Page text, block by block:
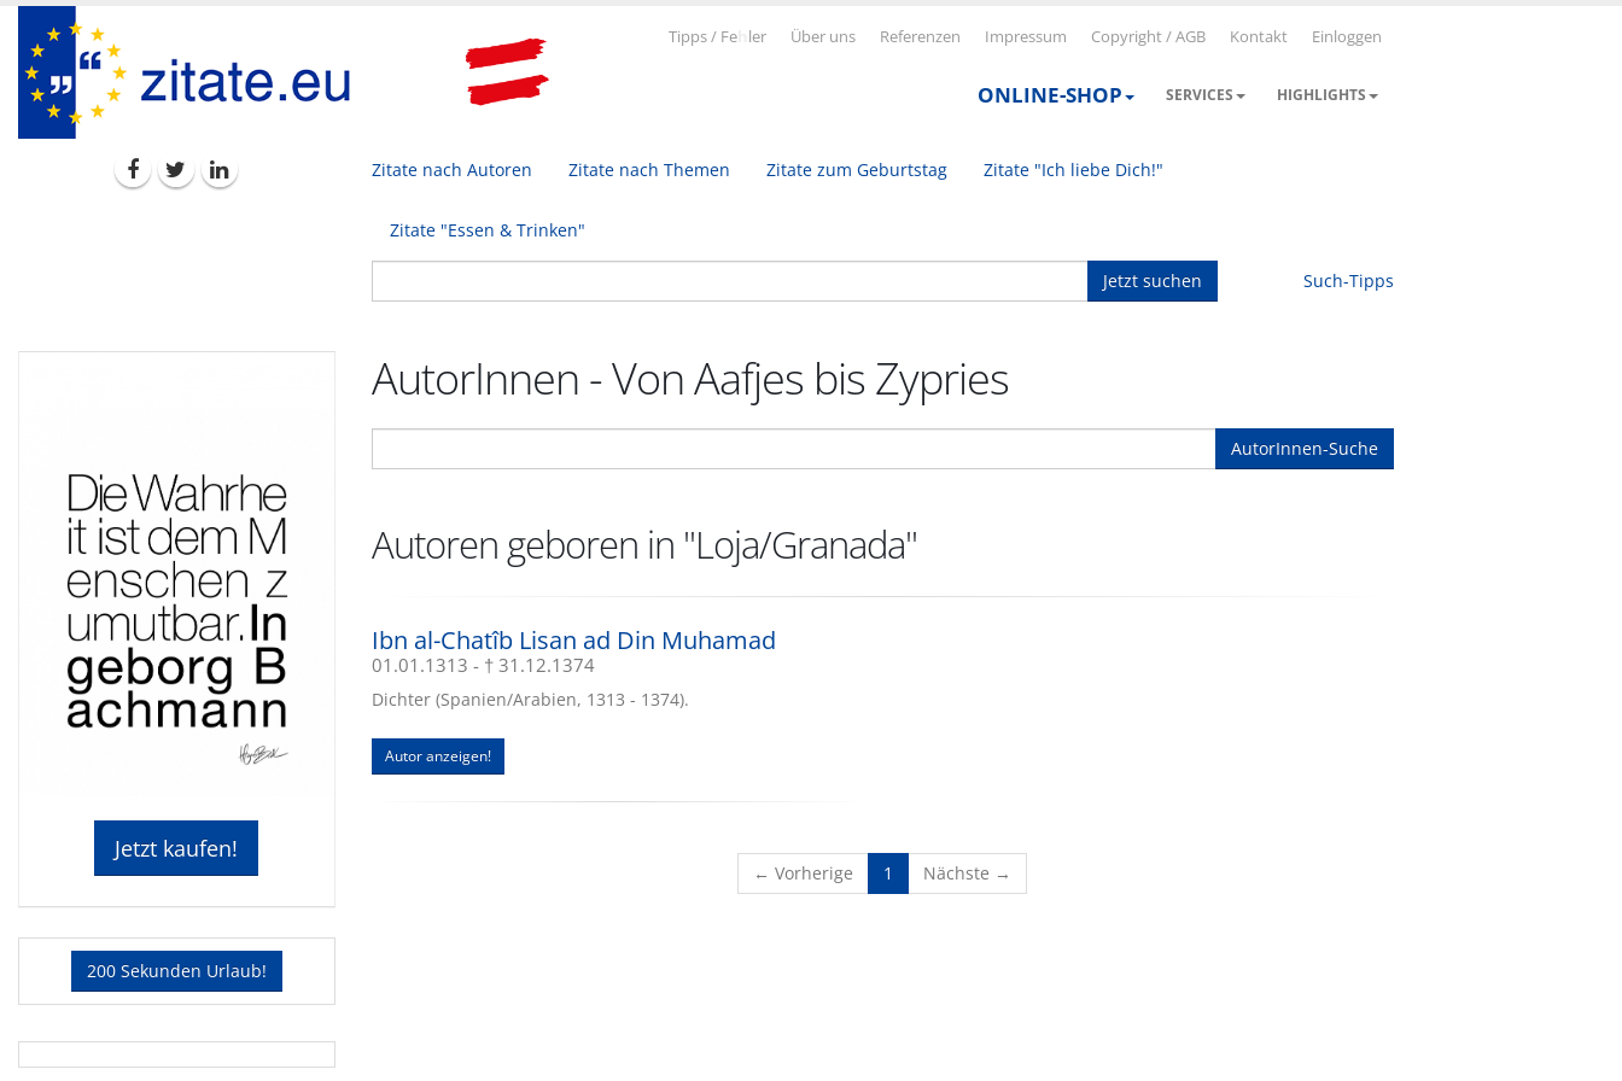
Tipps / Fe ler Über uns Referenzen Impressum Copyright / AGB Kontakt Einloggen
ONLINE-SHOP SERVICES HIGHLIGHTS
Zitate nach Autoren Zitate nach Themen Zitate zum Geburtstag Zitate "Ich liebe Dich!"
Zitate "Essen & Trinken"
Jetzt suchen Such-Tipps
Jetzt kaufen!
200 Sekunden Urlaub!
AutorInnen - Von Aafjes bis Zypries
AutorInnen-Suche
Autoren geboren in "Loja/Granada"
Ibn al-Chatîb Lisan ad Din Muhamad
01.01.1313 - † 31.12.1374
Dichter (Spanien/Arabien, 1313 - 1374).
Autor anzeigen!
← Vorherige 1 (current)
Nächste →